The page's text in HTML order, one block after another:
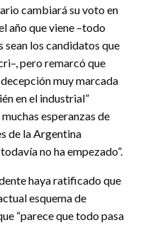
cambiará su voto en
año que viene –todo
sean los candidatos que
pero remarcó que
muy marcada
en el industrial”
esperanzas de
de la Argentina
no ha empezado”.
haya ratificado que
esquema de
“parece que todo pasa